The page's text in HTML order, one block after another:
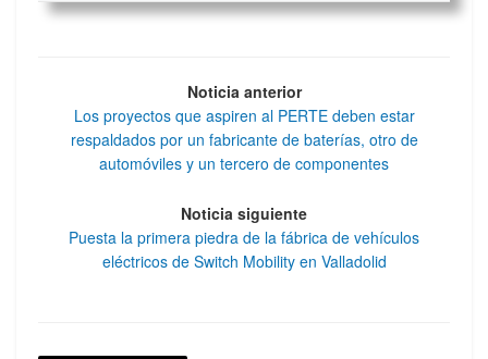
Noticia anterior
Los proyectos que aspiren al PERTE deben estar
respaldados por un fabricante de baterías, otro de
automóviles y un tercero de componentes
Noticia siguiente
Puesta la primera piedra de la fábrica de vehículos
eléctricos de Switch Mobility en Valladolid